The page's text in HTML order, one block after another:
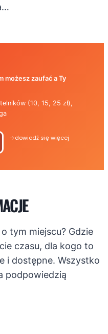
możesz zaufać a Ty
(10, 15, 25 zł),
dowiedź się więcej
tym miejscu? Gdzie
czasu, dla kogo to
i dostępne. Wszystko
podpowiedzią